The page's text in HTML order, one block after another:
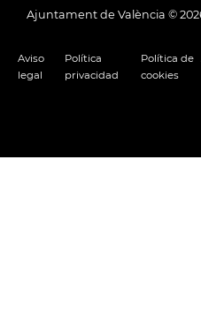
Ajuntament de València ©
Aviso
legal
Política
privacidad
Política de
cookies